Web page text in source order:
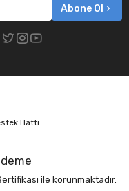
Abone Ol
Hattı
ile korunmaktadır.